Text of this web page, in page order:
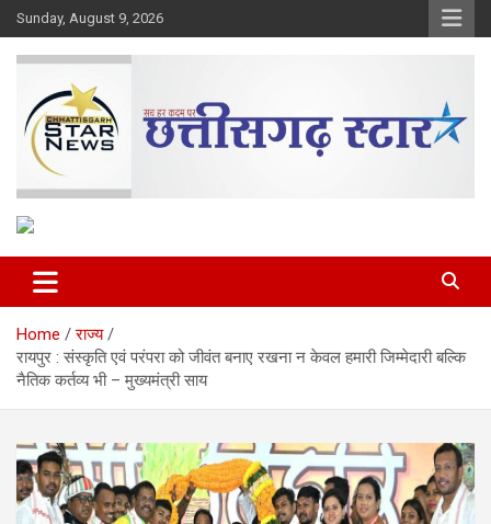
Skip
to
content
Sunday, August 9, 2026
Chhattisgarh Star
Home
राज्य
रायपुर : संस्कृति एवं परंपरा को जीवंत बनाए रखना न केवल हमारी जिम्मेदारी बल्कि
नैतिक कर्तव्य भी – मुख्यमंत्री साय